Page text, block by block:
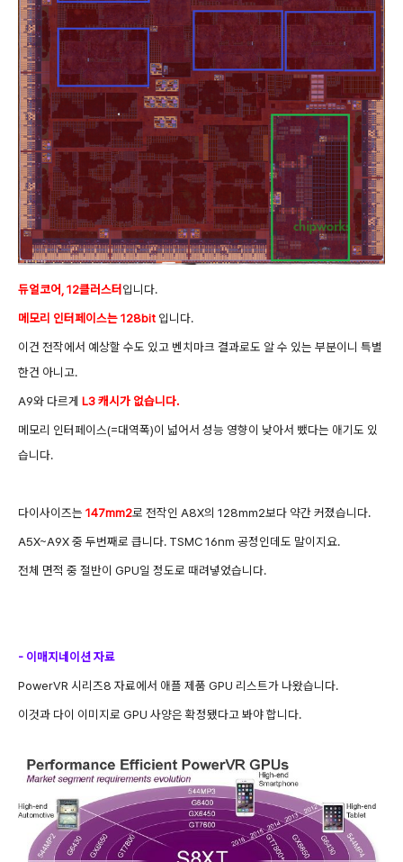
듀얼코어, 12클러스터 입니다.
메모리 인터페이스는 128bit 입니다.
이건 전작에서 예상할 수도 있고 벤치마크 결과로도 알 수 있는 부분이니 특별
한건 아니고.
A9와 다르게 L3 캐시가 없습니다.
메모리 인터페이스(=대역폭)이 넓어서 성능 영향이 낮아서 뺐다는 애기도 있
습니다.
다이사이즈는 147mm2로 전작인 A8X의 128mm2보다 약간 커졌습니다.
A5X~A9X 중 두번째로 큽니다. TSMC 16nm 공정인데도 말이지요.
전체 면적 중 절반이 GPU일 정도로 때려넣었습니다.
- 이매지네이션 자료
PowerVR 시리즈8 자료에서 애플 제품 GPU 리스트가 나왔습니다.
이것과 다이 이미지로 GPU 사양은 확정됐다고 봐야 합니다.